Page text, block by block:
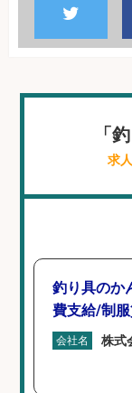
「
求
釣り具のか
費支給/制
会社名 株式